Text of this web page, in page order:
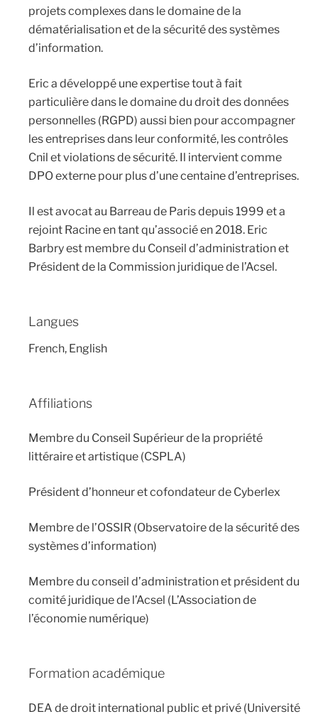
projets complexes dans le domaine de la
dématérialisation et de la sécurité des systèmes
d’information.
Eric a développé une expertise tout à fait
particulière dans le domaine du droit des données
personnelles (RGPD) aussi bien pour accompagner
les entreprises dans leur conformité, les contrôles
Cnil et violations de sécurité. Il intervient comme
DPO externe pour plus d’une centaine d’entreprises.
Il est avocat au Barreau de Paris depuis 1999 et a
rejoint Racine en tant qu’associé en 2018. Eric
Barbry est membre du Conseil d’administration et
Président de la Commission juridique de l’Acsel.
Langues
French, English
Affiliations
Membre du Conseil Supérieur de la propriété
littéraire et artistique (CSPLA)
Président d’honneur et cofondateur de Cyberlex
Membre de l’OSSIR (Observatoire de la sécurité des
systèmes d’information)
Membre du conseil d’administration et président du
comité juridique de l’Acsel (L’Association de
l’économie numérique)
Formation académique
DEA de droit international public et privé (Université